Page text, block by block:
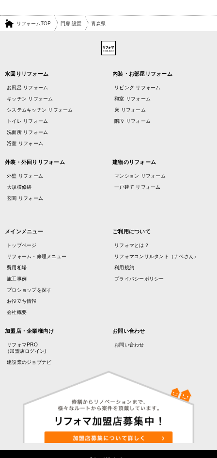
リフォームTOP 門扉 設置 青森県
水回りリフォーム
お風呂 リフォーム
キッチン リフォーム
システムキッチン リフォーム
トイレ リフォーム
洗面所 リフォーム
浴室 リフォーム
内装・お部屋リフォーム
リビング リフォーム
和室 リフォーム
床 リフォーム
階段 リフォーム
外装・外回りリフォーム
外壁 リフォーム
大規模修繕
玄関 リフォーム
建物のリフォーム
マンション リフォーム
一戸建て リフォーム
メインメニュー
トップページ
リフォーム・修理メニュー
費用相場
施工事例
プロショップを探す
お役立ち情報
会社概要
ご利用について
リフォマとは？
リフォマコンサルタント（ナベさん）
利用規約
プライバシーポリシー
加盟店・企業様向け
リフォマPRO
（加盟店ログイン)
建設業のジョブナビ
お問い合わせ
お問い合わせ